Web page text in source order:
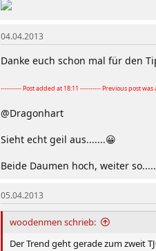
04.04.2013
Danke euch schon mal für den
---------- Post added at 18:11 ---------- Previous post was
@Dragonhart
Sieht echt geil aus.......😀
Beide Daumen hoch, weiter
05.04.2013
woodenmen schrieb:
Der Trend geht gerade zum zweit